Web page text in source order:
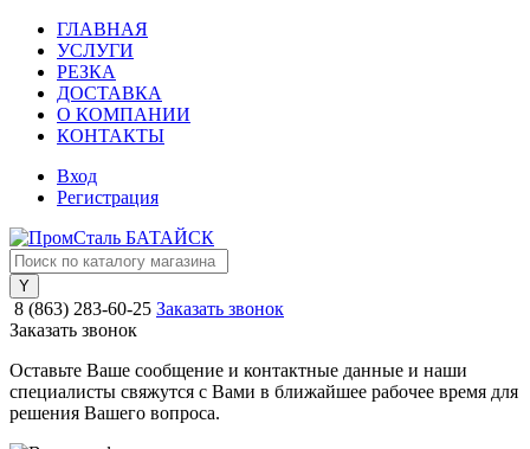
ГЛАВНАЯ
УСЛУГИ
РЕЗКА
ДОСТАВКА
О КОМПАНИИ
КОНТАКТЫ
Вход
Регистрация
8 (863) 283-60-25 Заказать звонок
Заказать звонок
Оставьте Ваше сообщение и контактные данные и наши
специалисты свяжутся с Вами в ближайшее рабочее время для
решения Вашего вопроса.